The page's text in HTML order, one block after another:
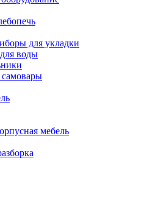
для укладки
воды
мебель